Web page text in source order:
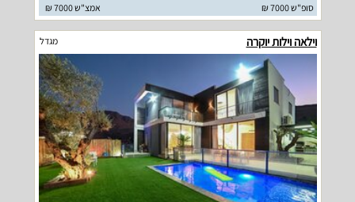
סופ"ש 7000 ₪
אמצ"ש 7000 ₪
וילאה וילות יוקרה מגדל